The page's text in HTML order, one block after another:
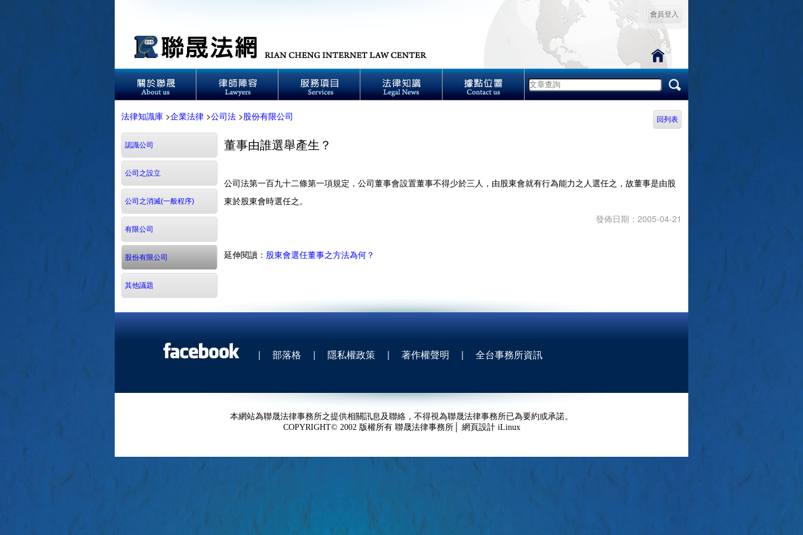
會員登入
法律知識庫 >企業法律 >公司法 >股份有限公司 回列表
認識公司
公司之設立
公司之消滅(一般程序)
有限公司
股份有限公司
其他議題
董事由誰選舉產生？
公司法第一百九十二條第一項規定，公司董事會設置董事不得少於三人，由股東會就有行為能力之人選任之，故董事是由股
東於股東會時選任之。
發佈日期：2005-04-21
延伸閱讀： 股東會選任董事之方法為何？
| 部落格 | 隱私權政策 | 著作權聲明 | 全台事務所資訊
本網站為聯晟法律事務所之提供相關訊息及聯絡，不得視為聯晟法律事務所已為要約或承諾。
COPYRIGHT© 2002 版權所有 聯晟法律事務所│ 網頁設計 iLinux